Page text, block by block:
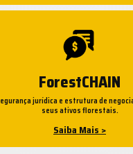
ForestCHAIN
jurídica e estrutura de
seus ativos florestais.
Saiba Mais >